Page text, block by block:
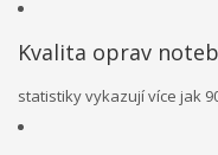
Kvalita oprav
statistiky vykazují více jak